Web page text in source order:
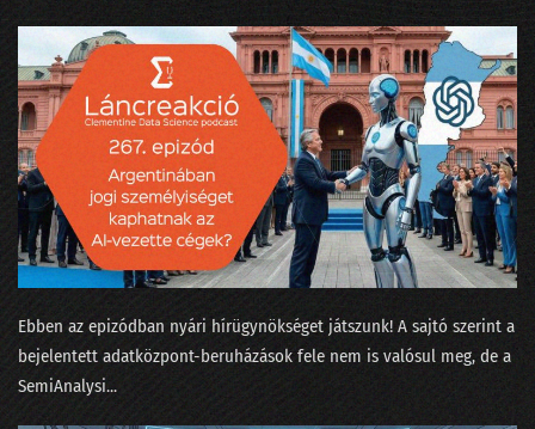
229 - A Meta miért dózerol le egy félkész adatközpontot?
228 - Arcra érkezés egy puhább leszállópályán
227 - Eljön-e a 100%-os munkanélküliség?
226 - Az LLM eltörli a népítéletet és a beandandó dolgozatokat?
225 - Van-e AI az LLM-en túl?
224 - Mindenki az AI lufiról beszél, jön a durranás?
223 - Szemfényvesztés és fifika-verseny az MI világában
Ebben az epizódban nyári hírügynökséget játszunk! A sajtó szerint a
bejelentett adatközpont-beruházások fele nem is valósul meg, de a
⁠SemiAnalysi...